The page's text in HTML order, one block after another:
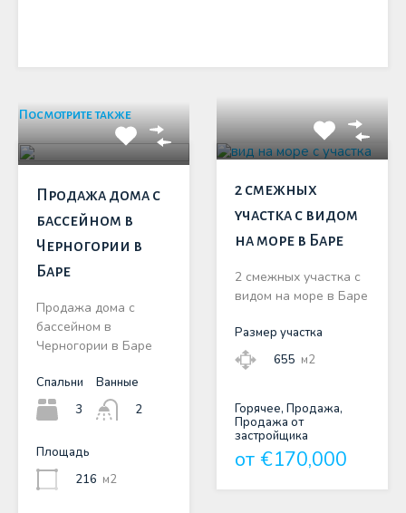
Посмотрите также
Продажа дома с
бассейном в
Черногории в
Баре
Продажа дома с
бассейном в
Черногории в Баре
Спальни
3
Ванные
2
Площадь
216 м2
2 смежных
участка с видом
на море в Баре
2 смежных участка с
видом на море в Баре
Размер участка
655 м2
Горячее, Продажа,
Продажа от
застройщика
от €170,000